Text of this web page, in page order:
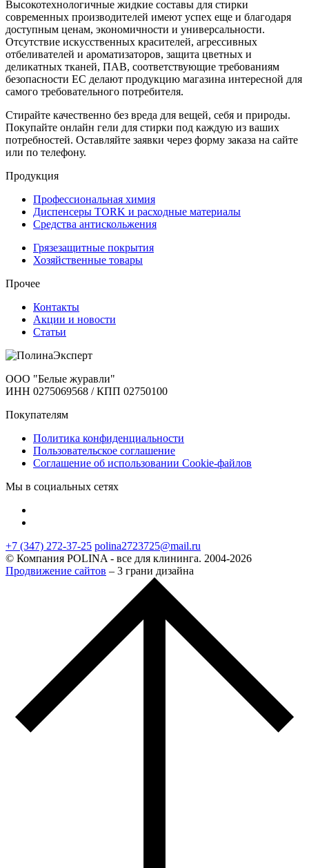
Высокотехнологичные жидкие составы для стирки
современных производителей имеют успех еще и благодаря
доступным ценам, экономичности и универсальности.
Отсутствие искусственных красителей, агрессивных
отбеливателей и ароматизаторов, защита цветных и
деликатных тканей, ПАВ, соответствующие требованиям
безопасности ЕС делают продукцию магазина интересной для
самого требовательного потребителя.
Стирайте качественно без вреда для вещей, себя и природы.
Покупайте онлайн гели для стирки под каждую из ваших
потребностей. Оставляйте заявки через форму заказа на сайте
или по телефону.
Продукция
Профессиональная химия
Диспенсеры TORK и расходные материалы
Cредства антискольжения
Грязезащитные покрытия
Хозяйственные товары
Прочее
Контакты
Акции и новости
Статьи
ООО "Белые журавли"
ИНН 0275069568 / КПП 02750100
Покупателям
Политика конфиденциальности
Пользовательское соглашение
Соглашение об использовании Cookie-файлов
Мы в социальных сетях
+7 (347) 272-37-25 polina2723725@mail.ru
© Компания POLINA - все для клининга. 2004-2026
Продвижение сайтов – 3 грани дизайна